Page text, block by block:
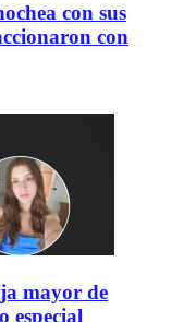
con sus
con
mayor de
especial